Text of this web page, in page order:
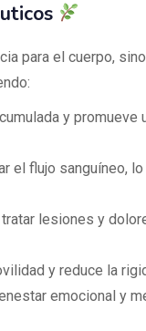
para el cuerpo,
y promueve
el flujo sanguíneo,
lesiones y
y reduce la
emocional y